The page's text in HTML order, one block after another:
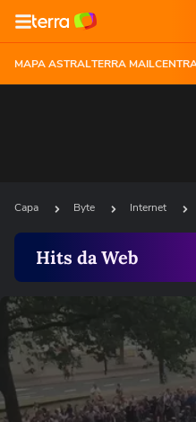
MAPA ASTRALTERRA MAIL
Capa Byte Internet
Hits da Web